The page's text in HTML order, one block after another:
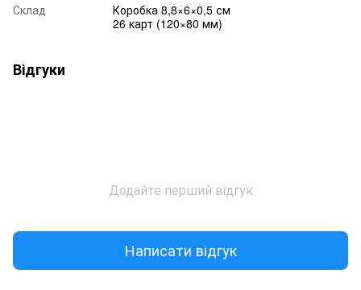
Склад
Коробка 8,8×6×0,5 см
26 карт (120×80 мм)
Відгуки
Додайте перший відгук
Написати відгук